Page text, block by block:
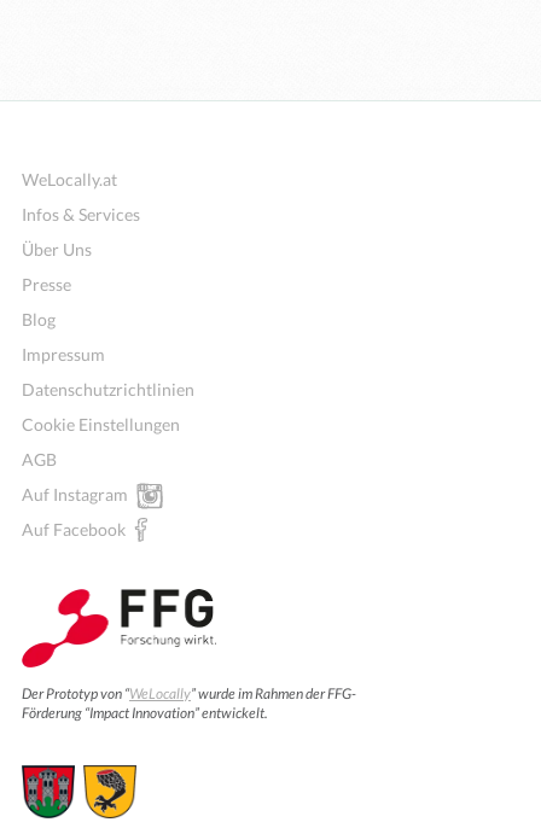
WeLocally.at
Infos & Services
Über Uns
Presse
Blog
Impressum
Datenschutzrichtlinien
Cookie Einstellungen
AGB
Auf Instagram
Auf Facebook
Der Prototyp von “WeLocally” wurde im Rahmen der FFG-
Förderung “Impact Innovation” entwickelt.